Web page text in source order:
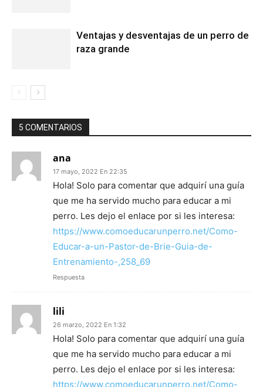
Ventajas y desventajas de un perro de
raza grande
5 COMENTARIOS
ana
17 mayo, 2022 En 22:35
Hola! Solo para comentar que adquirí una guía
que me ha servido mucho para educar a mi
perro. Les dejo el enlace por si les interesa:
https://www.comoeducarunperro.net/Como-
Educar-a-un-Pastor-de-Brie-Guia-de-
Entrenamiento-,258_69
Respuesta
lili
26 marzo, 2022 En 1:32
Hola! Solo para comentar que adquirí una guía
que me ha servido mucho para educar a mi
perro. Les dejo el enlace por si les interesa:
https://www.comoeducarunperro.net/Como-